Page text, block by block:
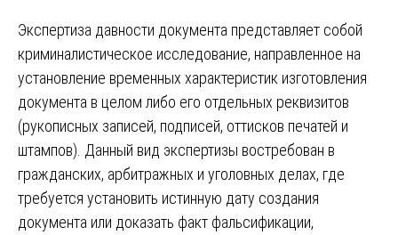
Экспертиза давности документа представляет собой
криминалистическое исследование, направленное на
установление временных характеристик изготовления
документа в целом либо его отдельных реквизитов
(рукописных записей, подписей, оттисков печатей и
штампов). Данный вид экспертизы востребован в
гражданских, арбитражных и уголовных делах, где
требуется установить истинную дату создания
документа или доказать факт фальсификации,